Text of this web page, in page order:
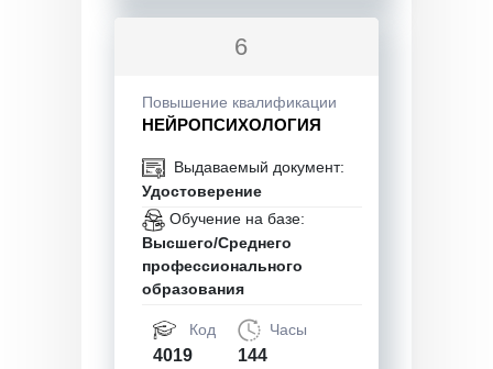
6
Повышение квалификации
НЕЙРОПСИХОЛОГИЯ
Выдаваемый документ:
Удостоверение
Обучение на базе:
Высшего/Среднего
профессионального
образования
Код
4019
Часы
144